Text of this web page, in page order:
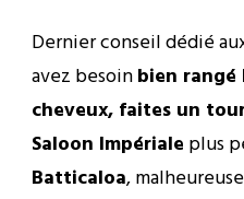
Dernier conseil dédié
avez besoinbien
cheveux, faites un
Saloon Impériale plus
Batticaloa,